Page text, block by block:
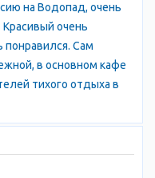
блюда будут или
благоухают
вина. Неповторимый
какие чебуреки! А
пляже, купанием в
ЮБК, ласковое море и
Ваш отдых
на Водопад, очень
очень
понравился. Сам
в основном кафе
тихого отдыха в